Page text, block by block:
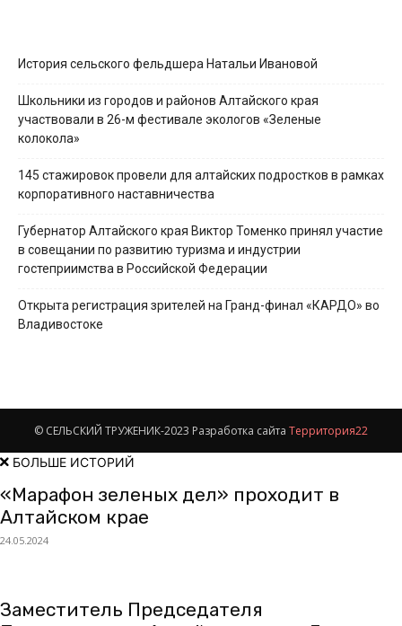
История сельского фельдшера Натальи Ивановой
Школьники из городов и районов Алтайского края
участвовали в 26-м фестивале экологов «Зеленые
колокола»
145 стажировок провели для алтайских подростков в рамках
корпоративного наставничества
Губернатор Алтайского края Виктор Томенко принял участие
в совещании по развитию туризма и индустрии
гостеприимства в Российской Федерации
Открыта регистрация зрителей на Гранд-финал «КАРДО» во
Владивостоке
© СЕЛЬСКИЙ ТРУЖЕНИК-2023 Разработка сайта Территория22
БОЛЬШЕ ИСТОРИЙ
«Марафон зеленых дел» проходит в
Алтайском крае
24.05.2024
Заместитель Председателя